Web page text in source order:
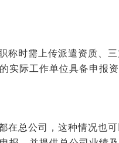
称时需上传派遣资质、
实际工作单位具备申报资
总公司，这种情况也